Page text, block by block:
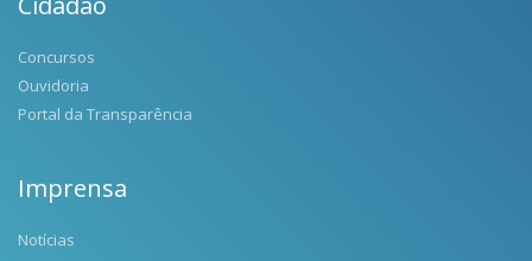
Concursos
Ouvidoria
Portal da Transparência
Imprensa
Notícias